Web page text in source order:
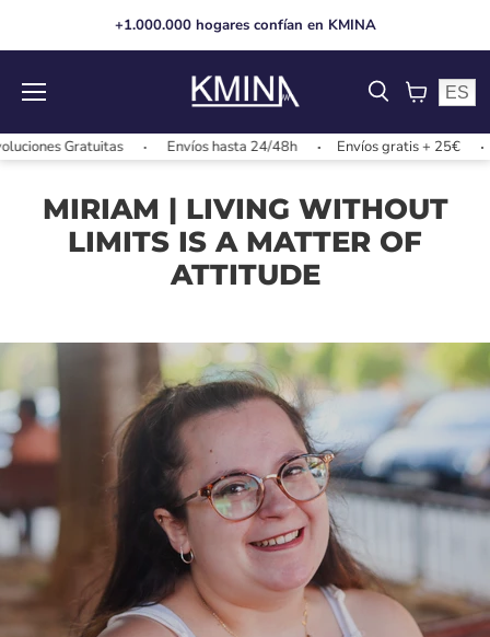
+1.000.000 hogares confían en KMINA
View
cart
ES
Gratuitas Envíos hasta 24/48h Envíos gratis + 25€
MIRIAM | LIVING WITHOUT
LIMITS IS A MATTER OF
ATTITUDE